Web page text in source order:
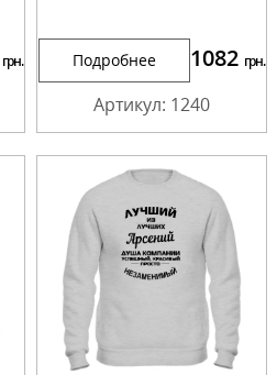
грн. Подробнее 1082 грн.
Артикул: 1240